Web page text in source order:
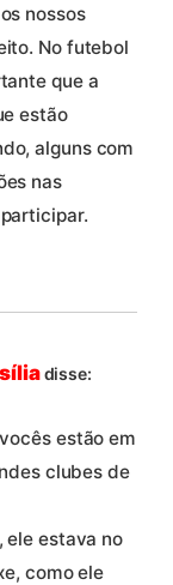
nossos
No futebol
que a
estão
alguns com
nas
disse:
estão em
clubes de
ele estava no
como ele